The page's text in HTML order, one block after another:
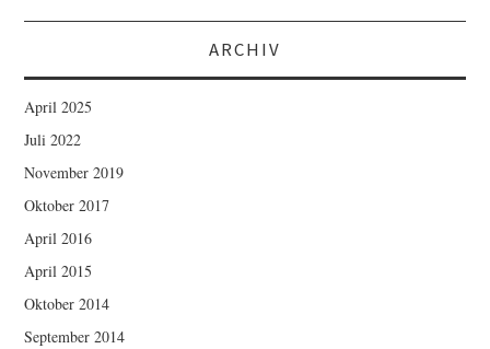
ARCHIV
April 2025
Juli 2022
November 2019
Oktober 2017
April 2016
April 2015
Oktober 2014
September 2014